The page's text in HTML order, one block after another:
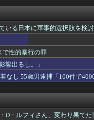
場増築へ
夫婦に近い俺ら夫婦...
判！「車の中臭そう」
に1170匹持ち込...
れるｗｗｗ
県民も知らなかった「多...
安心して眠りたい」「...
いる日本に軍事的選択肢を検討
性的暴行の罪
響出るし。」
なし 55歳男逮捕「100件で
D・ルフィさん、変わり果てた